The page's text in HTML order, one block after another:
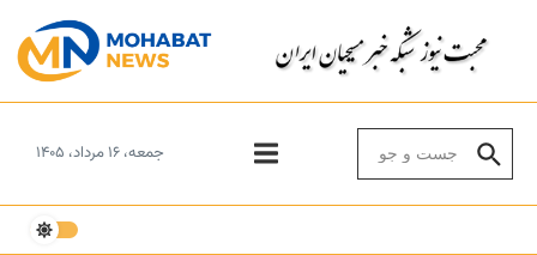
جمعه، ۱۶ مرداد، ۱۴۰۵